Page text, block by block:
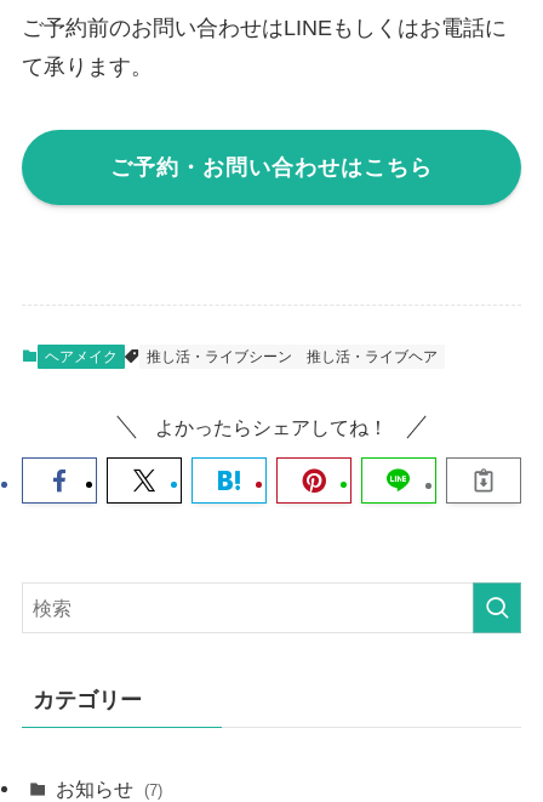
ご予約前のお問い合わせはLINEもしくはお電話に
て承ります。
ご予約・お問い合わせはこちら
ヘアメイク 推し活・ライブシーン 推し活・ライブヘア
よかったらシェアしてね！
カテゴリー
お知らせ (7)